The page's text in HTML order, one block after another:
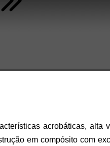
acrobáticas, alta
em compósito com